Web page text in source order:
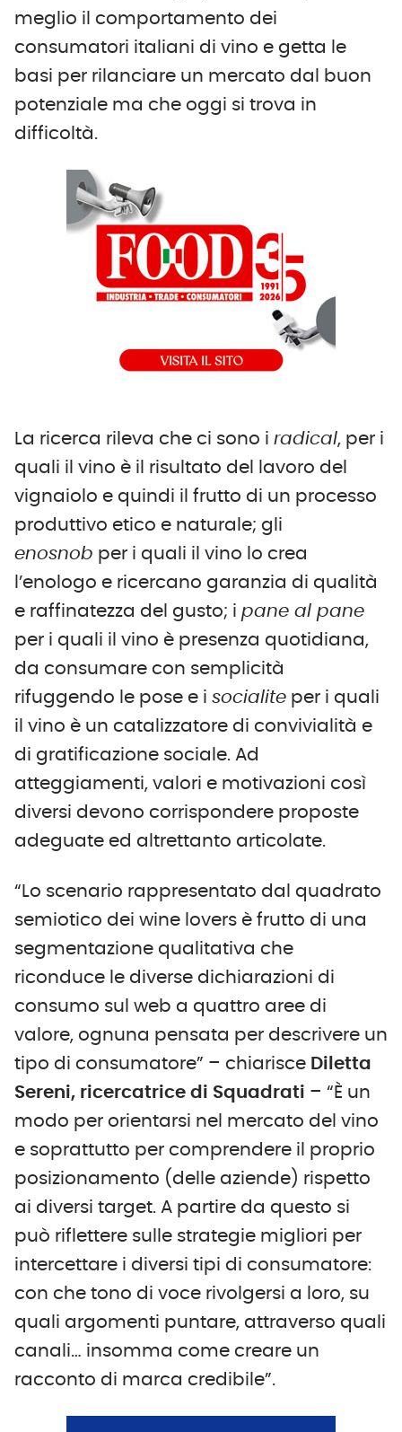
meglio il comportamento dei
consumatori italiani di vino e getta le
basi per rilanciare un mercato dal buon
potenziale ma che oggi si trova in
difficoltà.
La ricerca rileva che ci sono i radical, per i
quali il vino è il risultato del lavoro del
vignaiolo e quindi il frutto di un processo
produttivo etico e naturale; gli
enosnob per i quali il vino lo crea
l’enologo e ricercano garanzia di qualità
e raffinatezza del gusto; i pane al pane
per i quali il vino è presenza quotidiana,
da consumare con semplicità
rifuggendo le pose e i socialite per i quali
il vino è un catalizzatore di convivialità e
di gratificazione sociale. Ad
atteggiamenti, valori e motivazioni così
diversi devono corrispondere proposte
adeguate ed altrettanto articolate.
“Lo scenario rappresentato dal quadrato
semiotico dei wine lovers è frutto di una
segmentazione qualitativa che
riconduce le diverse dichiarazioni di
consumo sul web a quattro aree di
valore, ognuna pensata per descrivere un
tipo di consumatore” – chiarisce Diletta
Sereni, ricercatrice di Squadrati – “È un
modo per orientarsi nel mercato del vino
e soprattutto per comprendere il proprio
posizionamento (delle aziende) rispetto
ai diversi target. A partire da questo si
può riflettere sulle strategie migliori per
intercettare i diversi tipi di consumatore:
con che tono di voce rivolgersi a loro, su
quali argomenti puntare, attraverso quali
canali… insomma come creare un
racconto di marca credibile”.